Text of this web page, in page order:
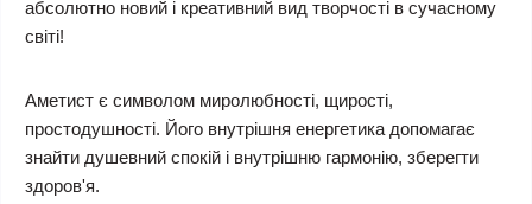
абсолютно новий і креативний вид творчості в сучасному
світі!
Аметист є символом миролюбності, щирості,
простодушності. Його внутрішня енергетика допомагає
знайти душевний спокій і внутрішню гармонію, зберегти
здоров'я.